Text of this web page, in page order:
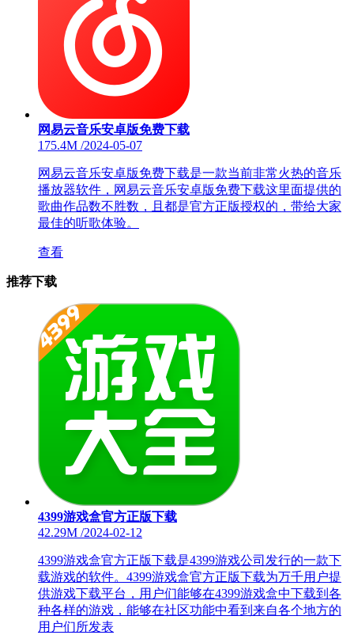
网易云音乐安卓版免费下载
175.4M /2024-05-07
网易云音乐安卓版免费下载是一款当前非常火热的音乐
播放器软件，网易云音乐安卓版免费下载这里面提供的
歌曲作品数不胜数，且都是官方正版授权的，带给大家
最佳的听歌体验。
查看
推荐下载
4399游戏盒官方正版下载
42.29M /2024-02-12
4399游戏盒官方正版下载是4399游戏公司发行的一款下
载游戏的软件。4399游戏盒官方正版下载为万千用户提
供游戏下载平台，用户们能够在4399游戏盒中下载到各
种各样的游戏，能够在社区功能中看到来自各个地方的
用户们所发表